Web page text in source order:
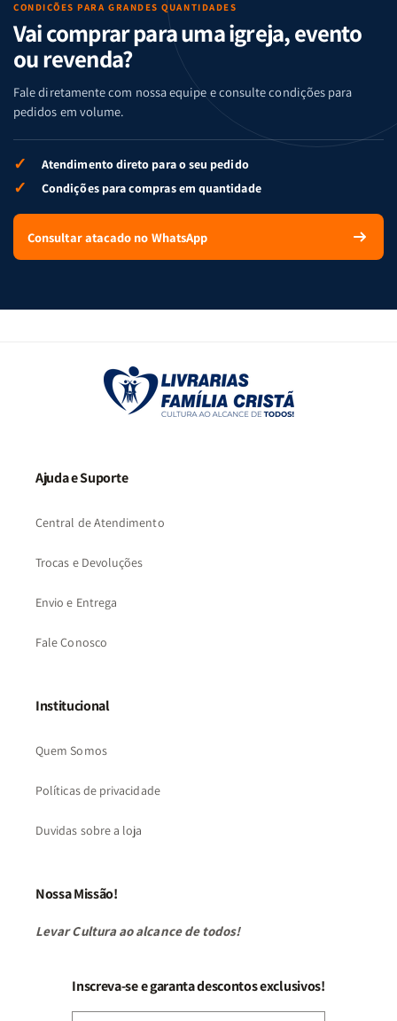
CONDIÇÕES PARA GRANDES QUANTIDADES
Vai comprar para uma igreja, evento
ou revenda?
Fale diretamente com nossa equipe e consulte condições para
pedidos em volume.
✓ Atendimento direto para o seu pedido
✓ Condições para compras em quantidade
Consultar atacado no WhatsApp
Ajuda e Suporte
Central de Atendimento
Trocas e Devoluções
Envio e Entrega
Fale Conosco
Institucional
Quem Somos
Políticas de privacidade
Duvidas sobre a loja
Nossa Missão!
Levar Cultura ao alcance de todos!
Inscreva-se e garanta descontos exclusivos!